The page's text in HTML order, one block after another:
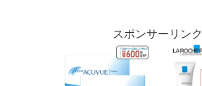
スポンサーリンク